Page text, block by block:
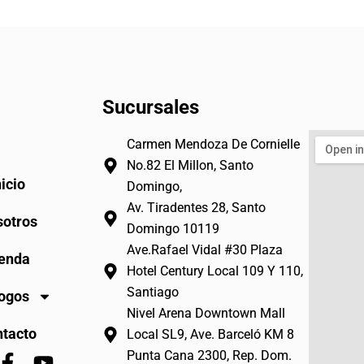
Sucursales
Carmen Mendoza De Cornielle
No.82 El Millon, Santo
Domingo,
Av. Tiradentes 28, Santo
Domingo 10119
Ave.Rafael Vidal #30 Plaza
Hotel Century Local 109 Y 110,
Santiago
Nivel Arena Downtown Mall
Local SL9, Ave. Barceló KM 8
Punta Cana 2300, Rep. Dom.